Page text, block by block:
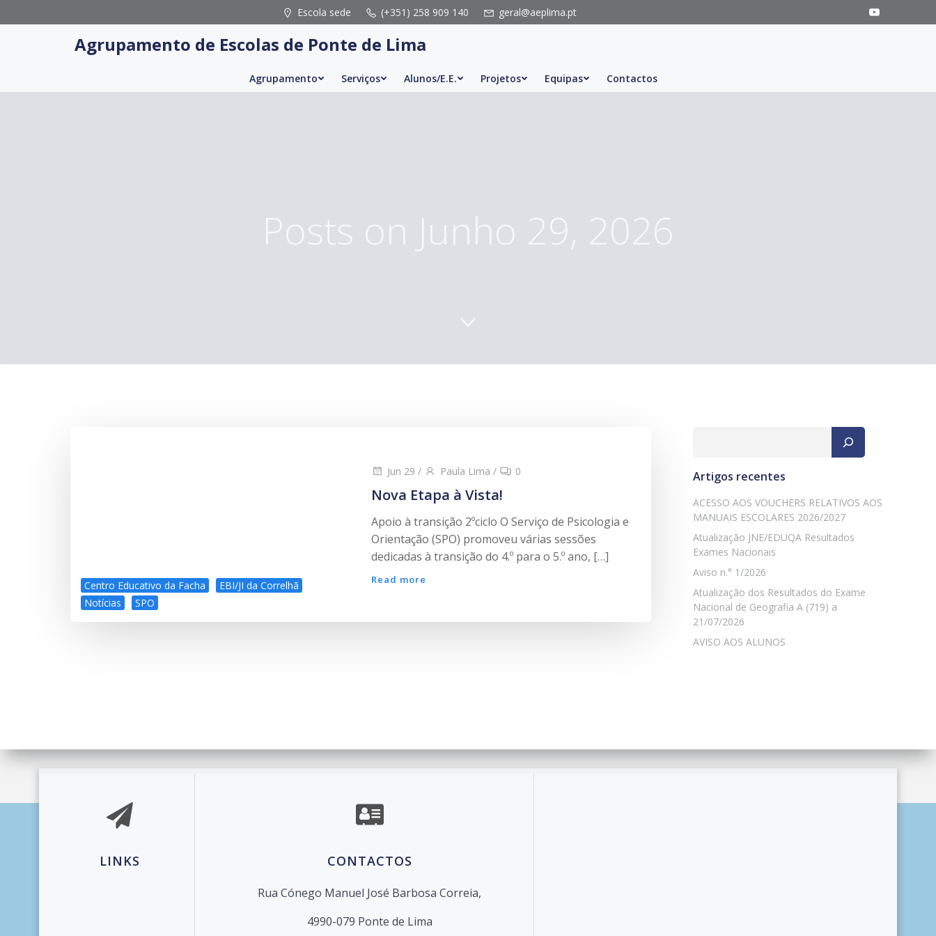
to
Escola sede (+351) 258 909 140 geral@aeplima.pt
Agrupamento de Escolas de Ponte de Lima
Agrupamento Serviços Alunos/E.E. Projetos Equipas Contactos
Posts on Junho 29, 2026
Centro Educativo da Facha
EBI/JI da Correlhã
Notícias
SPO
Jun 29 / Paula Lima / 0
Nova Etapa à Vista!
Apoio à transição 2ºciclo O Serviço de Psicologia e
Orientação (SPO) promoveu várias sessões
dedicadas à transição do 4.º para o 5.º ano, […]
Read more
Artigos recentes
ACESSO AOS VOUCHERS RELATIVOS AOS
MANUAIS ESCOLARES 2026/2027
Atualização JNE/EDUQA Resultados
Exames Nacionais
Aviso n.° 1/2026
Atualização dos Resultados do Exame
Nacional de Geografia A (719) a
21/07/2026
AVISO AOS ALUNOS
© 2026 Agrupamento de Escolas de Ponte de Lima. Created for free using WordPress and
LINKS CONTACTOS
Rua Cónego Manuel José Barbosa Correia,
4990-079 Ponte de Lima